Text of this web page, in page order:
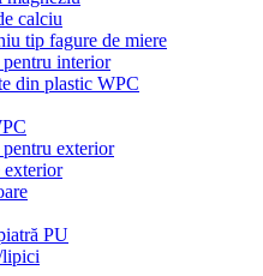
calciu
tip fagure de miere
pentru interior
din plastic WPC
exterior
exterior
PU
lipici